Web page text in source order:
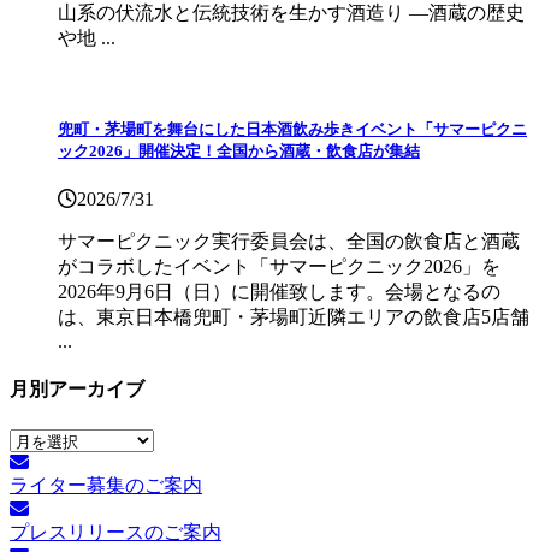
山系の伏流水と伝統技術を生かす酒造り ―酒蔵の歴史
や地 ...
兜町・茅場町を舞台にした日本酒飲み歩きイベント「サマーピクニ
ック2026」開催決定！全国から酒蔵・飲食店が集結
2026/7/31
サマーピクニック実⾏委員会は、全国の飲⾷店と酒蔵
がコラボしたイベント「サマーピクニック2026」を
2026年9月6日（日）に開催致します。会場となるの
は、東京日本橋兜町・茅場町近隣エリアの飲食店5店舗
...
月別アーカイブ
月
別
ア
ー
カ
ライター募集のご案内
プレスリリースのご案内